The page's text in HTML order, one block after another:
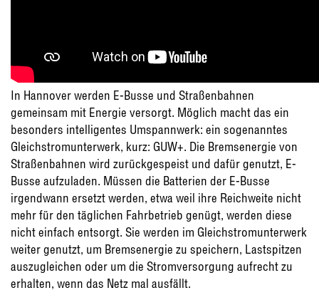
In Hannover werden E-Busse und Straßenbahnen
gemeinsam mit Energie versorgt. Möglich macht das ein
besonders intelligentes Umspannwerk: ein sogenanntes
Gleichstromunterwerk, kurz: GUW+. Die Bremsenergie von
Straßenbahnen wird zurückgespeist und dafür genutzt, E-
Busse aufzuladen. Müssen die Batterien der E-Busse
irgendwann ersetzt werden, etwa weil ihre Reichweite nicht
mehr für den täglichen Fahrbetrieb genügt, werden diese
nicht einfach entsorgt. Sie werden im Gleichstromunterwerk
weiter genutzt, um Bremsenergie zu speichern, Lastspitzen
auszugleichen oder um die Stromversorgung aufrecht zu
erhalten, wenn das Netz mal ausfällt.